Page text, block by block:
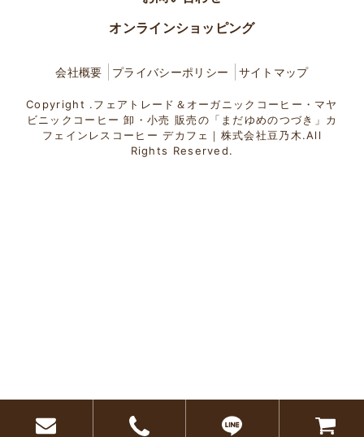
オンラインショッピング
会社概要 プライバシーポリシー サイトマップ
Copyright .フェアトレード＆オーガニックコーヒー・マヤ
ビニックコーヒー 卸・小売 販売の「まだゆめのつづき」カ
フェインレスコーヒー デカフェ｜株式会社豆乃木.All
Rights Reserved.